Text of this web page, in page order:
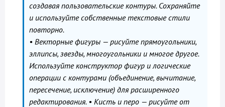
создавая пользовательские контуры. Сохраняйте
и используйте собственные текстовые стили
повторно.
• Векторные фигуры — рисуйте прямоугольники,
эллипсы, звезды, многоугольники и многое другое.
Используйте конструктор фигур и логические
операции с контурами (объединение, вычитание,
пересечение, исключение) для расширенного
редактирования. • Кисть и перо — рисуйте от